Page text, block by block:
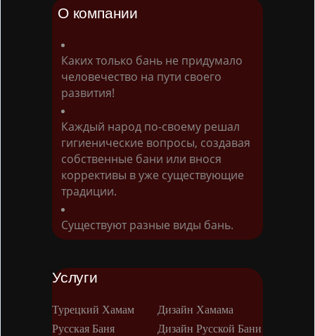
О компании
Каких только бань не придумало
человечество на пути своего
развития!
Каждый народ по-своему решал
гигиенические вопросы, создавая
собственные бани или внося
коррективы в уже существующие
традиции.
Существуют разные виды бань.
Услуги
Турецкий Хамам
Русская Баня
Дизайн Хамама
Дизайн Русской Бани